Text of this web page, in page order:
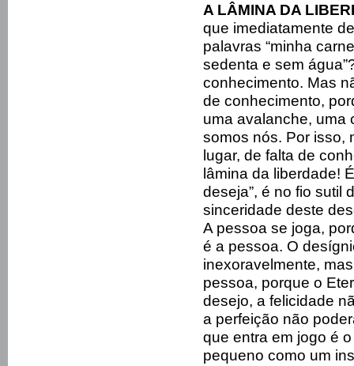
A LÂMINA DA
que imediatamente
palavras “minha
sedenta e sem
conhecimento. Mas
de conhecimento,
uma avalanche, uma
somos nós. Por isso,
lugar, de falta de
lâmina da liberdade!
deseja”, é no fio sutil
sinceridade deste
A pessoa se joga,
é a pessoa. O
inexoravelmente,
pessoa, porque o
desejo, a felicidade
a perfeição não
que entra em jogo é
pequeno como um